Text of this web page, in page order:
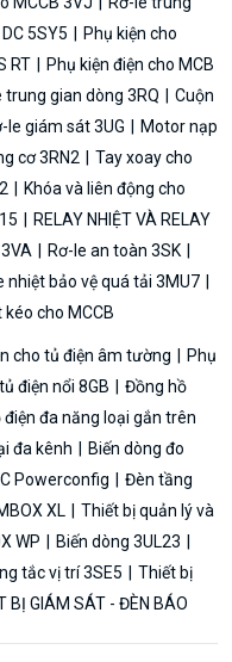
5SY5
Phụ kiện cho
RT
Phụ kiện điện cho MCB
trung gian dòng 3RQ
Cuộn
le giám sát 3UG
Motor nạp
cơ 3RN2
Tay xoay cho
Khóa và liên động cho
RELAY NHIỆT VÀ RELAY
Rơ-le an toàn 3SK
nhiệt bảo vệ quá tải 3MU7
cho MCCB
cho tủ điện âm tường
Phụ
điện nổi 8GB
Đồng hồ
đa năng loại gắn trên
đa kênh
Biến dòng đo
Powerconfig
Đèn tầng
XL
Thiết bị quản lý và
WP
Biến dòng 3UL23
tắc vị trí 3SE5
Thiết bị
BỊ GIÁM SÁT - ĐÈN BÁO